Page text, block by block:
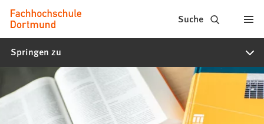
Inhalt anspringen
Fachhochschule
Dortmund
-
Studium,
Studiengänge,
Suche
Springen zu